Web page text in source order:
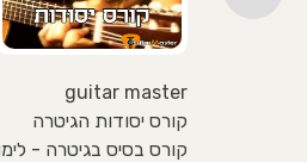
guitar master
קורס יסודות הגיטרה
קורס בסיס בגיטרה -